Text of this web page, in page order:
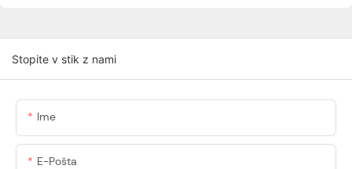
Stopite v stik z nami
Ime
E-Pošta